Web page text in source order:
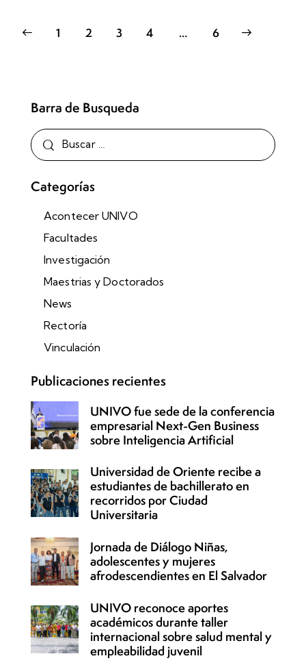
1 2 3 4 … 6
>
Barra de Busqueda
Categorías
Acontecer UNIVO
Facultades
Investigación
Maestrias y Doctorados
News
Rectoría
Vinculación
Publicaciones recientes
UNIVO fue sede de la conferencia
empresarial Next-Gen Business
sobre Inteligencia Artificial
Universidad de Oriente recibe a
estudiantes de bachillerato en
recorridos por Ciudad
Universitaria
Jornada de Diálogo Niñas,
adolescentes y mujeres
afrodescendientes en El Salvador
UNIVO reconoce aportes
académicos durante taller
internacional sobre salud mental y
empleabilidad juvenil